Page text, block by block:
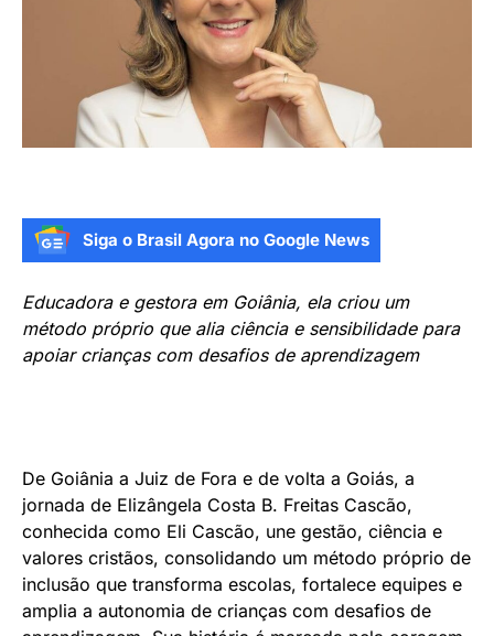
Siga o Brasil Agora no Google News
Educadora e gestora em Goiânia, ela criou um
método próprio que alia ciência e sensibilidade para
apoiar crianças com desafios de aprendizagem
De Goiânia a Juiz de Fora e de volta a Goiás, a
jornada de Elizângela Costa B. Freitas Cascão,
conhecida como Eli Cascão, une gestão, ciência e
valores cristãos, consolidando um método próprio de
inclusão que transforma escolas, fortalece equipes e
amplia a autonomia de crianças com desafios de